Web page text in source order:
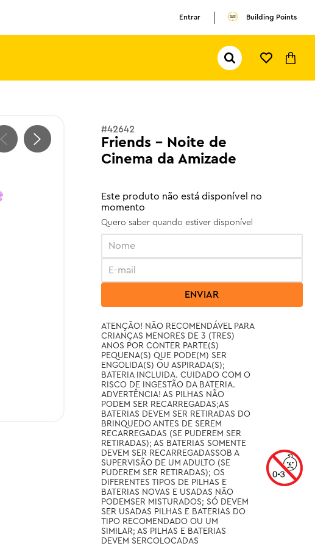
Entrar Building Points
Pesquisar...
#42642
Friends - Noite de
Cinema da Amizade
Este produto não está disponível no
momento
Quero saber quando estiver disponível
ENVIAR
ATENÇÃO! NÃO RECOMENDÁVEL PARA
CRIANÇAS MENORES DE 3 (TRES)
ANOS POR CONTER PARTE(S)
PEQUENA(S) QUE PODE(M) SER
ENGOLIDA(S) OU ASPIRADA(S);
BATERIA INCLUIDA. CUIDADO COM O
RISCO DE INGESTÃO DA BATERIA.
ADVERTÊNCIA! AS PILHAS NÃO
PODEM SER RECARREGADAS;AS
BATERIAS DEVEM SER RETIRADAS DO
BRINQUEDO ANTES DE SEREM
RECARREGADAS (SE PUDEREM SER
RETIRADAS); AS BATERIAS SOMENTE
DEVEM SER RECARREGADASSOB A
SUPERVISÃO DE UM ADULTO (SE
PUDEREM SER RETIRADAS); OS
DIFERENTES TIPOS DE PILHAS E
BATERIAS NOVAS E USADAS NÃO
PODEMSER MISTURADOS; SÓ DEVEM
SER USADAS PILHAS E BATERIAS DO
TIPO RECOMENDADO OU UM
SIMILAR; AS PILHAS E BATERIAS
DEVEM SERCOLOCADAS
ferrari